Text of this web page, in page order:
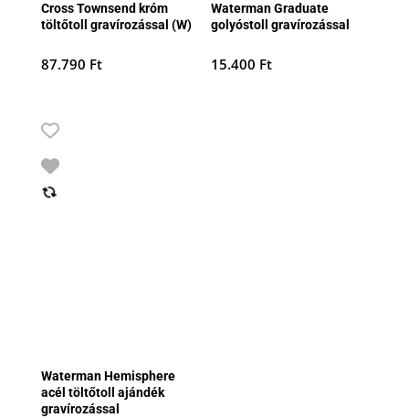
Cross Townsend króm
töltőtoll gravírozással (W)
87.790 Ft
Waterman Graduate
golyóstoll gravírozással
15.400 Ft
Waterman Hemisphere
acél töltőtoll ajándék
gravírozással